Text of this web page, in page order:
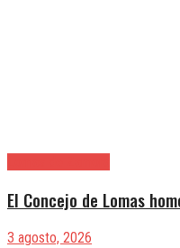
El Concejo de Lomas
3 agosto, 2026